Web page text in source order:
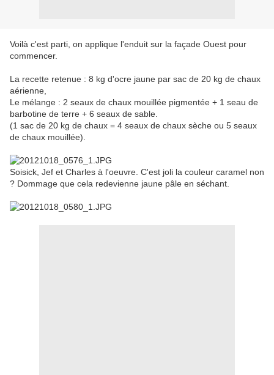
Voilà c'est parti, on applique l'enduit sur la façade Ouest pour
commencer.
La recette retenue : 8 kg d'ocre jaune par sac de 20 kg de chaux
aérienne,
Le mélange : 2 seaux de chaux mouillée pigmentée + 1 seau de
barbotine de terre + 6 seaux de sable.
(1 sac de 20 kg de chaux = 4 seaux de chaux sèche ou 5 seaux
de chaux mouillée).
Soisick, Jef et Charles à l'oeuvre. C'est joli la couleur caramel non
? Dommage que cela redevienne jaune pâle en séchant.